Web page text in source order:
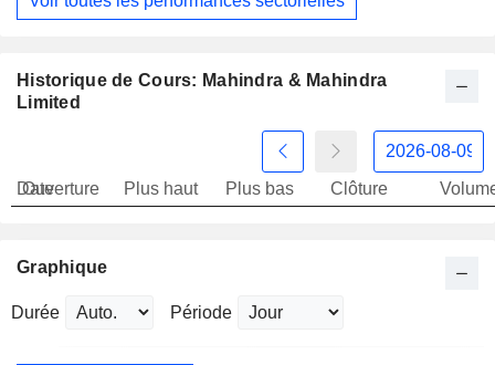
Historique de Cours: Mahindra & Mahindra
Limited
Date
Ouverture Plus haut Plus bas Clôture
Graphique
Durée Période